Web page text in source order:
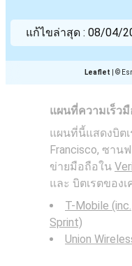
Leaflet ©
แก้ไขล่าสุด : 08/04/
แผนที่ความเร็ว
แผนที่นี้แสดงบิตเ
Francisco, ซาน
ข่ายมือถือใน
และ บิตเรตของ
T-Mobile (inc.
Sprint)
Union